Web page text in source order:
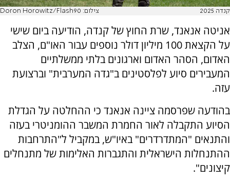
קנדה 2025 צילום: Doron Horowitz/Flash90
אניטה אנאנד, שרת החוץ של קנדה, הודיעה ביום שישי
על הקצאת 100 מיליון דולר נוספים עבור האו"ם, הצלב
האדום, הסהר האדום וארגונים בלתי ממשלתיים
המעבירים סיוע לפלסטינים ב"גדה המערבית" וברצועת
עזה.
בהודעה שפרסמה ציינה אנאנד כי ההחלטה על הגדלת
הסיוע התקבלה לאור החמרת המשבר ההומניטרי בעזה
והתנאים "המתדרדרים" באיו"ש, במקביל ל"התרחבות
ההתנחלות הישראלית והתגברות האלימות של מתנחלים
קיצונים".